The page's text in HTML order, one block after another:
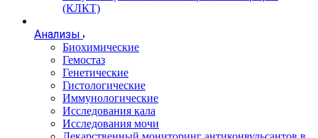
(КЛКТ)
Анализы
Биохимические
Гемостаз
Генетические
Гистологические
Иммунологические
Исследования кала
Исследования мочи